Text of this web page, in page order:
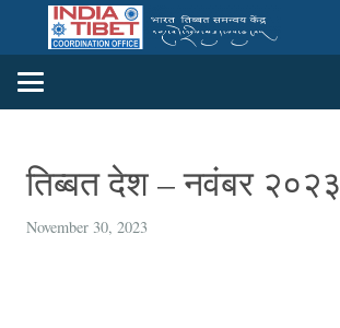
तिब्बत देश – नवंबर २०२३
November 30, 2023